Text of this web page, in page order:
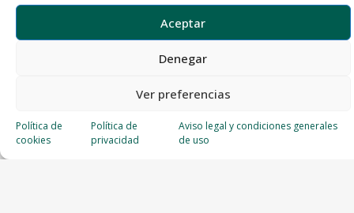
Aceptar
Denegar
Ver preferencias
Política de
cookies
Política de
privacidad
Aviso legal y condiciones generales
de uso